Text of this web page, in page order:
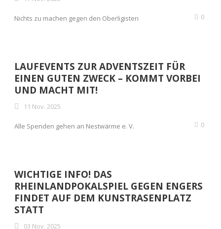
Nichts zu machen gegen den Oberligisten 0
LAUFEVENTS ZUR ADVENTSZEIT FÜR
EINEN GUTEN ZWECK – KOMMT VORBEI
UND MACHT MIT!
11 Nov. 2025
Alle Spenden gehen an Nestwärme e. V. 0
WICHTIGE INFO! DAS
RHEINLANDPOKALSPIEL GEGEN ENGERS
FINDET AUF DEM KUNSTRASENPLATZ
STATT
03 Nov. 2025